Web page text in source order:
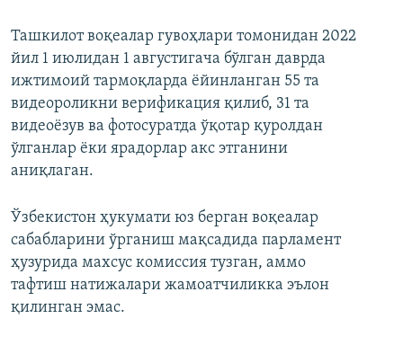
Ташкилот воқеалар гувоҳлари томонидан 2022
йил 1 июлидан 1 августигача бўлган даврда
ижтимоий тармоқларда ёйинланган 55 та
видеороликни верификация қилиб, 31 та
видеоёзув ва фотосуратда ўқотар қуролдан
ўлганлар ёки ярадорлар акс этганини
аниқлаган.
Ўзбекистон ҳукумати юз берган воқеалар
сабабларини ўрганиш мақсадида парламент
ҳузурида махсус комиссия тузган, аммо
тафтиш натижалари жамоатчиликка эълон
қилинган эмас.